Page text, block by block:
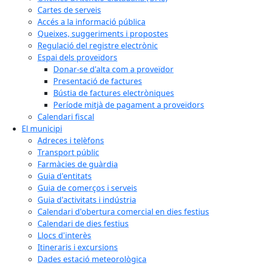
Cartes de serveis
Accés a la informació pública
Queixes, suggeriments i propostes
Regulació del registre electrònic
Espai dels proveïdors
Donar-se d'alta com a proveïdor
Presentació de factures
Bústia de factures electròniques
Període mitjà de pagament a proveïdors
Calendari fiscal
El municipi
Adreces i telèfons
Transport públic
Farmàcies de guàrdia
Guia d'entitats
Guia de comerços i serveis
Guia d'activitats i indústria
Calendari d'obertura comercial en dies festius
Calendari de dies festius
Llocs d'interès
Itineraris i excursions
Dades estació meteorològica